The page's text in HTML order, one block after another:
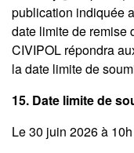
publication indiquée
date limite de remise
CIVIPOL répondra
la date limite de
15. Date limite de
Le 30 juin 2026 à